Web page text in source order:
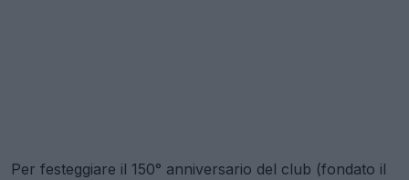
Per festeggiare il 150° anniversario del club (fondato il